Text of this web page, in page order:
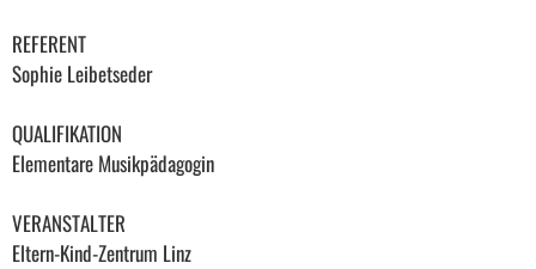
REFERENT
Sophie Leibetseder
QUALIFIKATION
Elementare Musikpädagogin
VERANSTALTER
Eltern-Kind-Zentrum Linz